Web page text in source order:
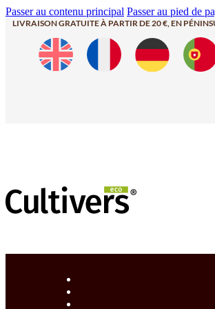
Passer au contenu principal Passer au pied de
LIVRAISON GRATUITE À PARTIR DE 20 €, EN